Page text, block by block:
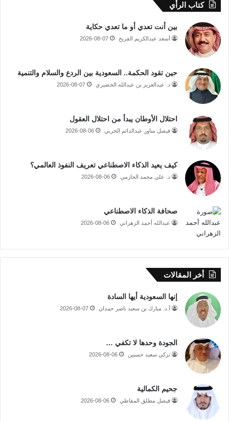
كتاب الرأي
بين أنت تعدي أو ما تعدي حكاية
أسعد عبدالكريم الفريح 2026-08-07
حين تقود الحكمة.. السعودية بين الردع والسلام والتنمية
د. عبدالعزيز بن عبدالله الخضيري 2026-08-07
احتلال الأوطان يبدأ من احتلال العقول
فيصل مناور عبدالدائم الحربي 2026-08-06
كيف يعيد الذكاء الاصطناعي تعريف النفوذ العالمي؟
د. علي محمد الحازمي 2026-08-06
صحافة الذكاء الاصطناعي
عبدالله أحمد الزهراني 2026-08-06
أخر المقالات
إنها السعودية أيها السادة
أ.د. مبارك بن سعيد ناصر حمدان 2026-08-07
الجودة وحدها لا تكفي …
تركي سعيد حسنين 2026-08-06
جحيم الكمالية
فيصل مطلق المقاطي 2026-08-06